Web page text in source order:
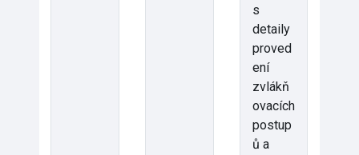
s
detaily
proved
ení
zvlákň
ovacích
postup
ů a